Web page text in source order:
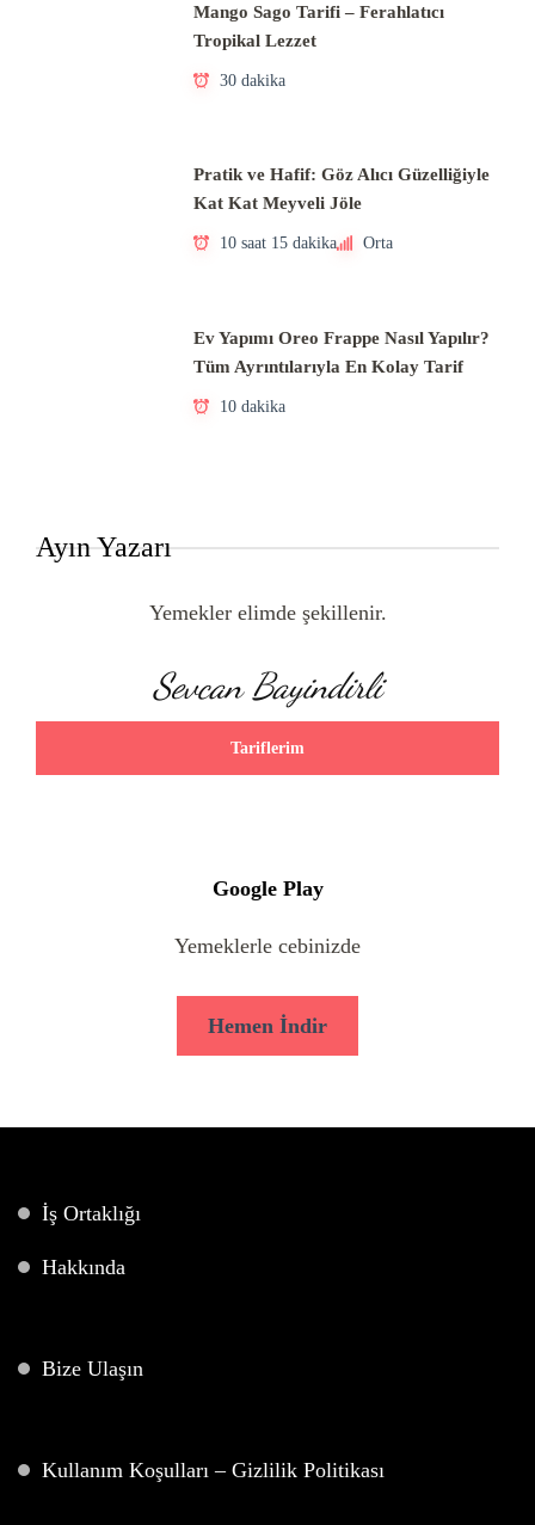
Mango Sago Tarifi – Ferahlatıcı
Tropikal Lezzet
30 dakika
Pratik ve Hafif: Göz Alıcı Güzelliğiyle
Kat Kat Meyveli Jöle
10 saat 15 dakika Orta
Ev Yapımı Oreo Frappe Nasıl Yapılır?
Tüm Ayrıntılarıyla En Kolay Tarif
10 dakika
Ayın Yazarı
Yemekler elimde şekillenir.
Sevcan Bayindirli
Tariflerim
Google Play
Yemeklerle cebinizde
Hemen İndir
İş Ortaklığı
Hakkında
Bize Ulaşın
Kullanım Koşulları – Gizlilik Politikası